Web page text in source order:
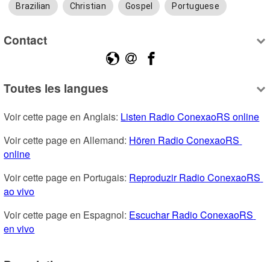
Brazilian Christian Gospel Portuguese
Contact
Toutes les langues
Voir cette page en Anglais: Listen Radio ConexaoRS online
Voir cette page en Allemand: Hören Radio ConexaoRS
online
Voir cette page en Portugais: Reproduzir Radio ConexaoRS
ao vivo
Voir cette page en Espagnol: Escuchar Radio ConexaoRS
en vivo